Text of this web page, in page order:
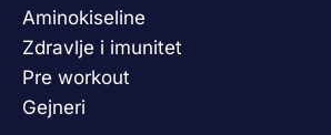
Aminokiseline
Zdravlje i imunitet
Pre workout
Gejneri